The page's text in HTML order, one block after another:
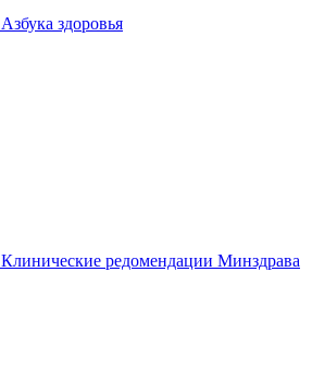
Азбука здоровья
Клинические редомендации Минздрава